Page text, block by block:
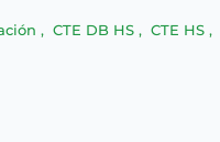
, CTE DB HS , CTE HS ,